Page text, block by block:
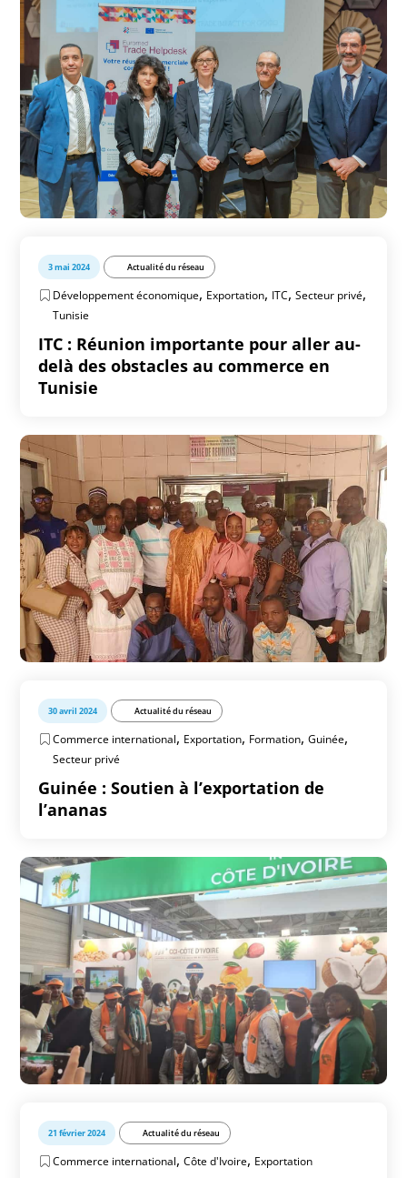
3 mai 2024 Actualité du réseau
Développement économique, Exportation, ITC,Secteur privé,
Tunisie
ITC : Réunion importante pour aller au-
delà des obstacles au commerce en
Tunisie
30 avril 2024 Actualité du réseau
Commerce international, Exportation, Formation,Guinée,
Secteur privé
Guinée : Soutien à l’exportation de
l’ananas
21 février 2024 Actualité du réseau
Commerce international,Côte d'Ivoire, Exportation